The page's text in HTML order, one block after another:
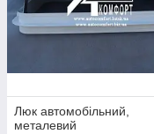
Люк автомобільний,
металевий